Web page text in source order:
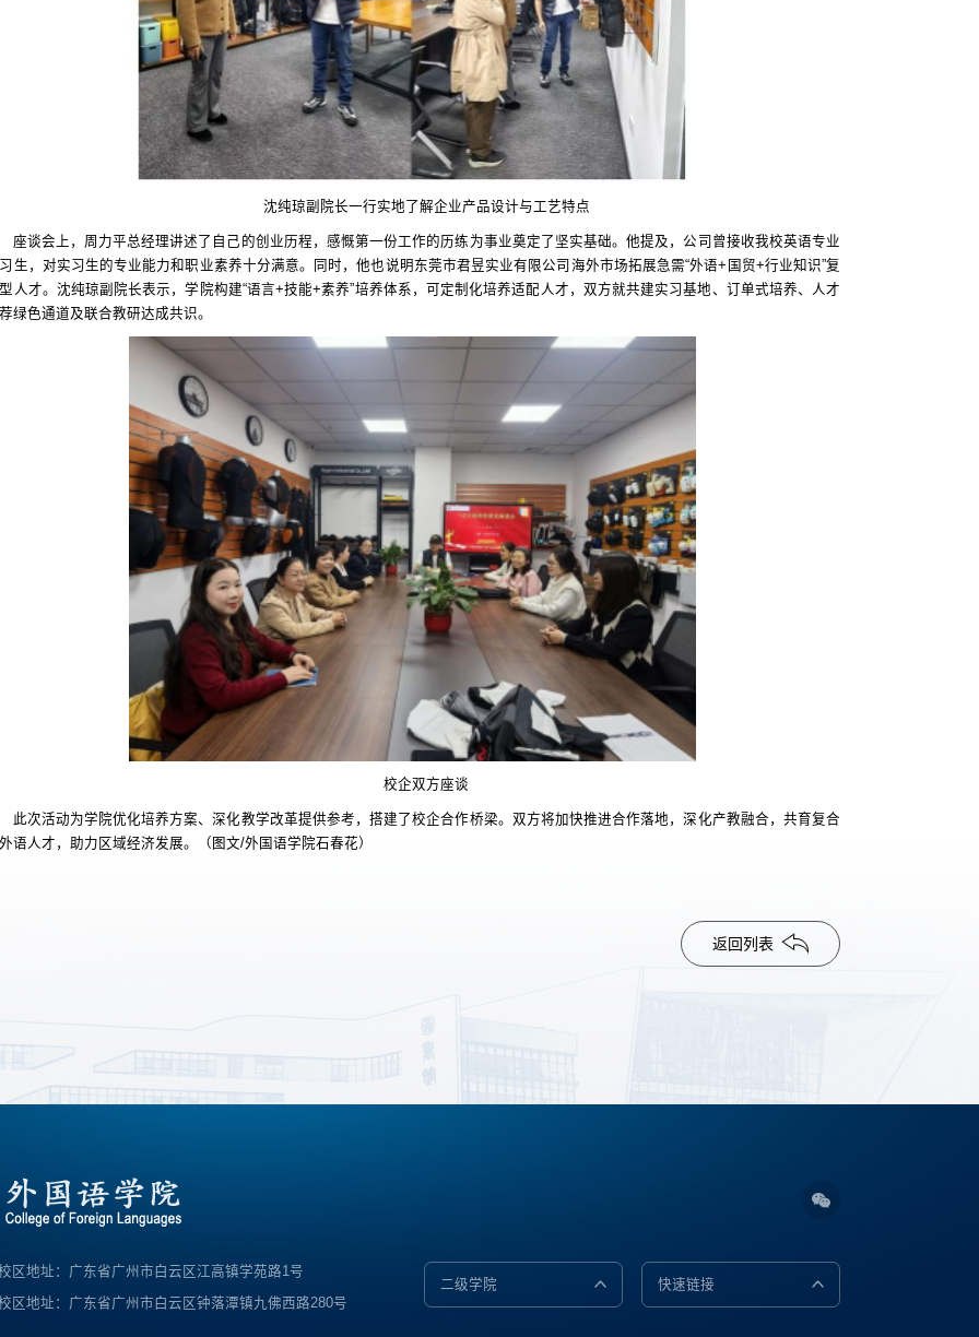
沈纯琼副院长一行实地了解企业产品设计与工艺特点
座谈会上，周力平总经理讲述了自己的创业历程，感慨第一份工作的历练为事业奠定了坚实基础。他提及，公司曾接收我校英语专业
生，对实习生的专业能力和职业素养十分满意。同时，他也说明东莞市君昱实业有限公司海外市场拓展急需“外语+国贸+行业知识”复
人才。沈纯琼副院长表示，学院构建“语言+技能+素养”培养体系，可定制化培养适配人才，双方就共建实习基地、订单式培养、人才
绿色通道及联合教研达成共识。
校企双方座谈
此次活动为学院优化培养方案、深化教学改革提供参考，搭建了校企合作桥梁。双方将加快推进合作落地，深化产教融合，共育复合
语人才，助力区域经济发展。（图文/外国语学院石春花）
返回列表
区地址：广东省广州市白云区江高镇学苑路1号
区地址：广东省广州市白云区钟落潭镇九佛西路280号
二级学院 快速链接